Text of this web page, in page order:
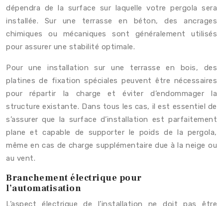
dépendra de la surface sur laquelle votre pergola sera
installée. Sur une terrasse en béton, des ancrages
chimiques ou mécaniques sont généralement utilisés
pour assurer une stabilité optimale.
Pour une installation sur une terrasse en bois, des
platines de fixation spéciales peuvent être nécessaires
pour répartir la charge et éviter d’endommager la
structure existante. Dans tous les cas, il est essentiel de
s’assurer que la surface d’installation est parfaitement
plane et capable de supporter le poids de la pergola,
même en cas de charge supplémentaire due à la neige ou
au vent.
Branchement électrique pour
l’automatisation
L’aspect électrique de l’installation ne doit pas être